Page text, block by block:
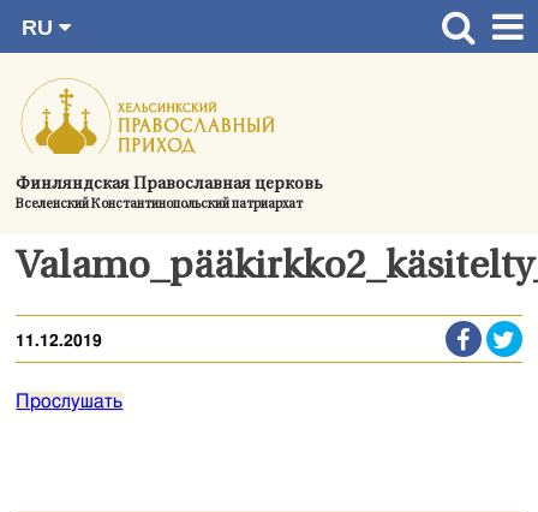
содержимому
Финляндская Православная церковь
Вселенский Константинопольский патриархат
RU
SV
EN
UA
Главная страница
Актуальное
Україна
О приходе
11.12.2019
Прослушать